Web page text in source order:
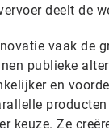
deelt de
vaak de
publieke
en
keuze. Ze